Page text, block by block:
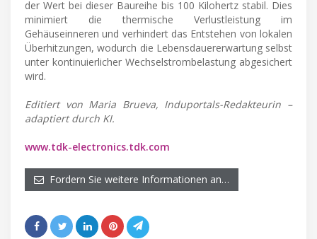
der Wert bei dieser Baureihe bis 100 Kilohertz stabil. Dies
minimiert die thermische Verlustleistung im
Gehäuseinneren und verhindert das Entstehen von lokalen
Überhitzungen, wodurch die Lebensdauererwartung selbst
unter kontinuierlicher Wechselstrombelastung abgesichert
wird.
Editiert von Maria Brueva, Induportals-Redakteurin –
adaptiert durch KI.
www.tdk-electronics.tdk.com
Fordern Sie weitere Informationen an…